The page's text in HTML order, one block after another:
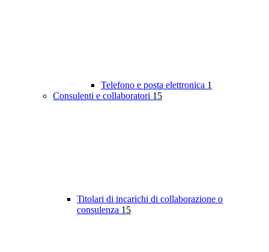
Telefono e posta elettronica 1
Consulenti e collaboratori 15
Titolari di incarichi di collaborazione o
consulenza 15